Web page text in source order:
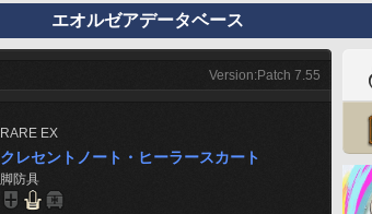
エオルゼアデータベース
Version:Patch 7.55
RARE EX
クレセントノート・ヒーラースカート
脚防具